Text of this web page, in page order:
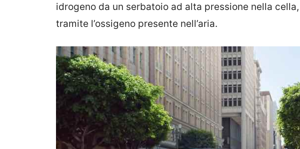
idrogeno da un serbatoio ad alta pressione nella
tramite l’ossigeno presente nell’aria.